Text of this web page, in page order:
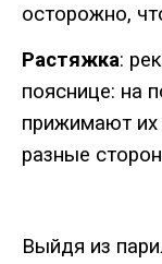
осторожно,
Растяжка:
пояснице: на
прижимают их
разные
Выйдя из